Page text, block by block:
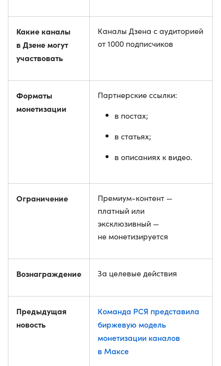
Какие каналы
в Дзене могут
участвовать
Каналы Дзена с аудиторией
от 1000 подписчиков
Форматы
монетизации
Партнерские ссылки:
в постах;
в статьях;
в описаниях к видео.
Ограничение
Премиум-контент —
платный или
эксклюзивный —
не монетизируется
Вознаграждение За целевые действия
Предыдущая
новость
Команда РСЯ представила
биржевую модель
монетизации каналов
в Максе